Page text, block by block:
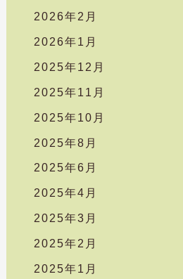
2026年2月
2026年1月
2025年12月
2025年11月
2025年10月
2025年8月
2025年6月
2025年4月
2025年3月
2025年2月
2025年1月